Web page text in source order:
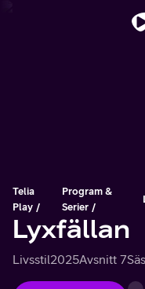
Telia
Play
Program &
Serier
Lyxfällan
Livsstil2025Avsnitt 7